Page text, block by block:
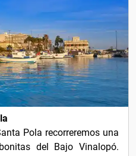
Pola recorreremos una
del Bajo Vinalopó.